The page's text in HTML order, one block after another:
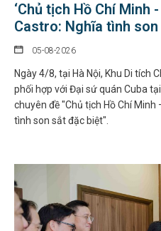
‘Chủ tịch Hồ Chí Minh
Castro: Nghĩa tình son
05-08-2026
Ngày 4/8, tại Hà Nội, Khu Di tích
phối hợp với Đại sứ quán Cuba
chuyên đề "Chủ tịch Hồ Chí
tình son sắt đặc biệt".